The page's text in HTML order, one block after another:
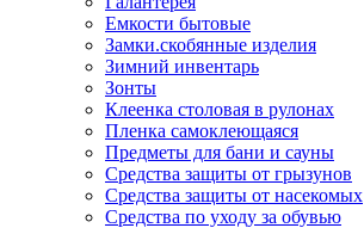
Емкости бытовые
Замки.скобянные изделия
Зимний инвентарь
Зонты
Клеенка столовая в рулонах
Пленка самоклеющаяся
Предметы для бани и сауны
Средства защиты от грызунов
Средства защиты от насекомых
Средства по уходу за обувью